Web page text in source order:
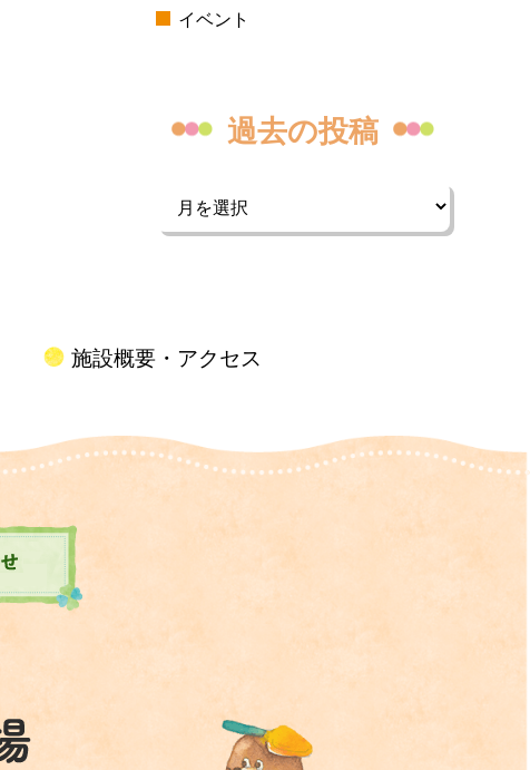
イベント
過去の投稿
施設概要・アクセス